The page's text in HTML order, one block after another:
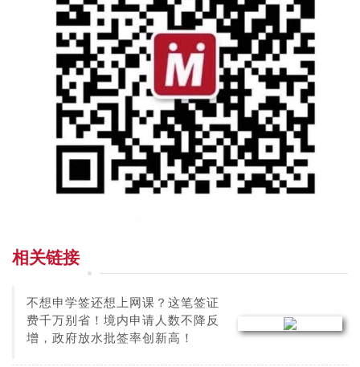
相关链接
不想申学签还想上网课？这笔签证
费千万别省！境内申请人数不降反
增，政府放水批签率创新高！